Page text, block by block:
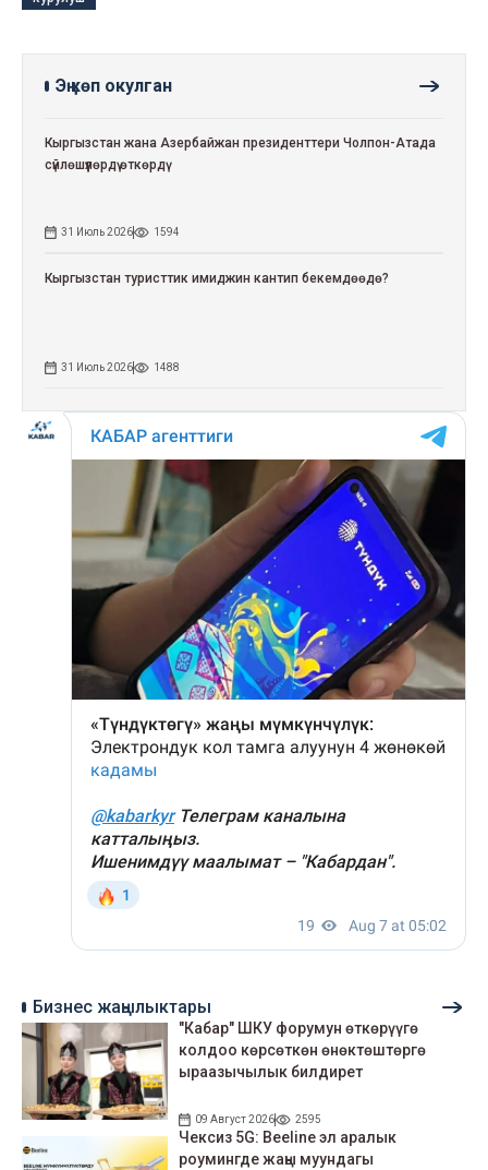
Эң көп окулган
Кыргызстан жана Азербайжан президенттери Чолпон-Атада
сүйлөшүүлөрдү өткөрдү
31 Июль 2026 1594
Кыргызстан туристтик имиджин кантип бекемдөөдө?
31 Июль 2026 1488
Бизнес жаңылыктары
"Кабар" ШКУ форумун өткөрүүгө
колдоо көрсөткөн өнөктөштөргө
ыраазычылык билдирет
09 Август 2026 2595
Чексиз 5G: Beeline эл аралык
роумингде жаңы муундагы